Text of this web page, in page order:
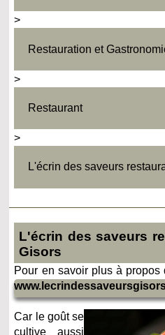
>
Restauration et
>
Restaurant
>
L'écrin des saveurs
L'écrin des saveurs
Gisors
Pour en savoir plus à propos
Car le goût se
cultive aussi